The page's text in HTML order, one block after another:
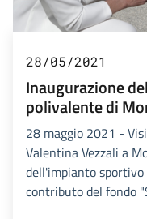
28/05/2021
Inaugurazione
polivalente di
28 maggio 2021 -
Valentina Vezzali a
dell'impianto
contributo del fondo